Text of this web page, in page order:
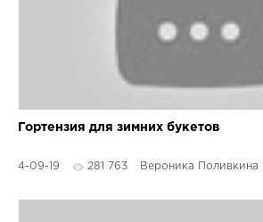
Гортензия для зимних букетов
4-09-19 281 763 Вероника Поливкина